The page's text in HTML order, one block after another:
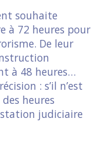
souhaite
à 72 heures pour
De leur
à 48 heures…
: s’il n’est
heures
judiciaire